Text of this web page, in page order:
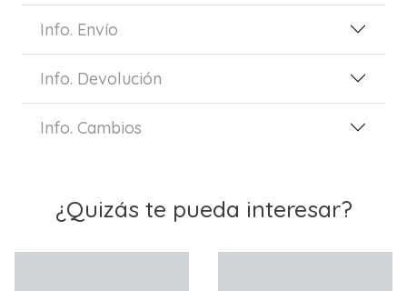
Info. Envío
Info. Devolución
Info. Cambios
¿Quizás te pueda interesar?